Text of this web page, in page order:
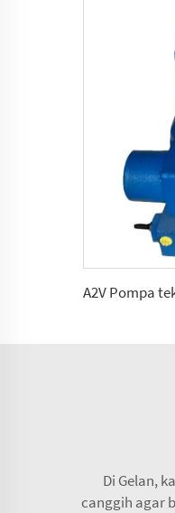
Di Gelan,
canggih agar